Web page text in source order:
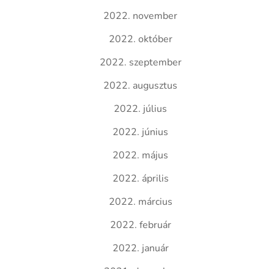
2022. november
2022. október
2022. szeptember
2022. augusztus
2022. július
2022. június
2022. május
2022. április
2022. március
2022. február
2022. január